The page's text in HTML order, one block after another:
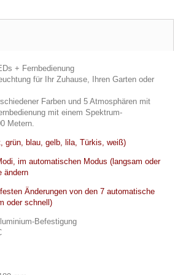
+ Fernbedienung
für Ihr Zuhause, Ihren Garten oder
Farben und 5 Atmosphären mit
mit einem Spektrum-
Metern.
grün, blau, gelb, lila, Türkis, weiß)
im automatischen Modus (langsam oder
ändern
Änderungen von den 7 automatische
oder schnell)
Befestigung